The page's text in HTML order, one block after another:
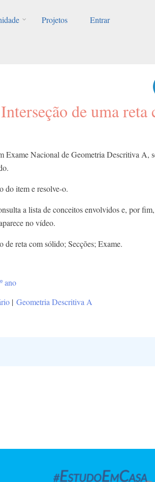
Projetos Entrar
de uma reta
Exame Nacional de Geometria Descritiva A,
do item e resolve-o.
a lista de conceitos envolvidos e, por
no vídeo.
de reta com sólido; Secções; Exame.
ano
| Geometria Descritiva A